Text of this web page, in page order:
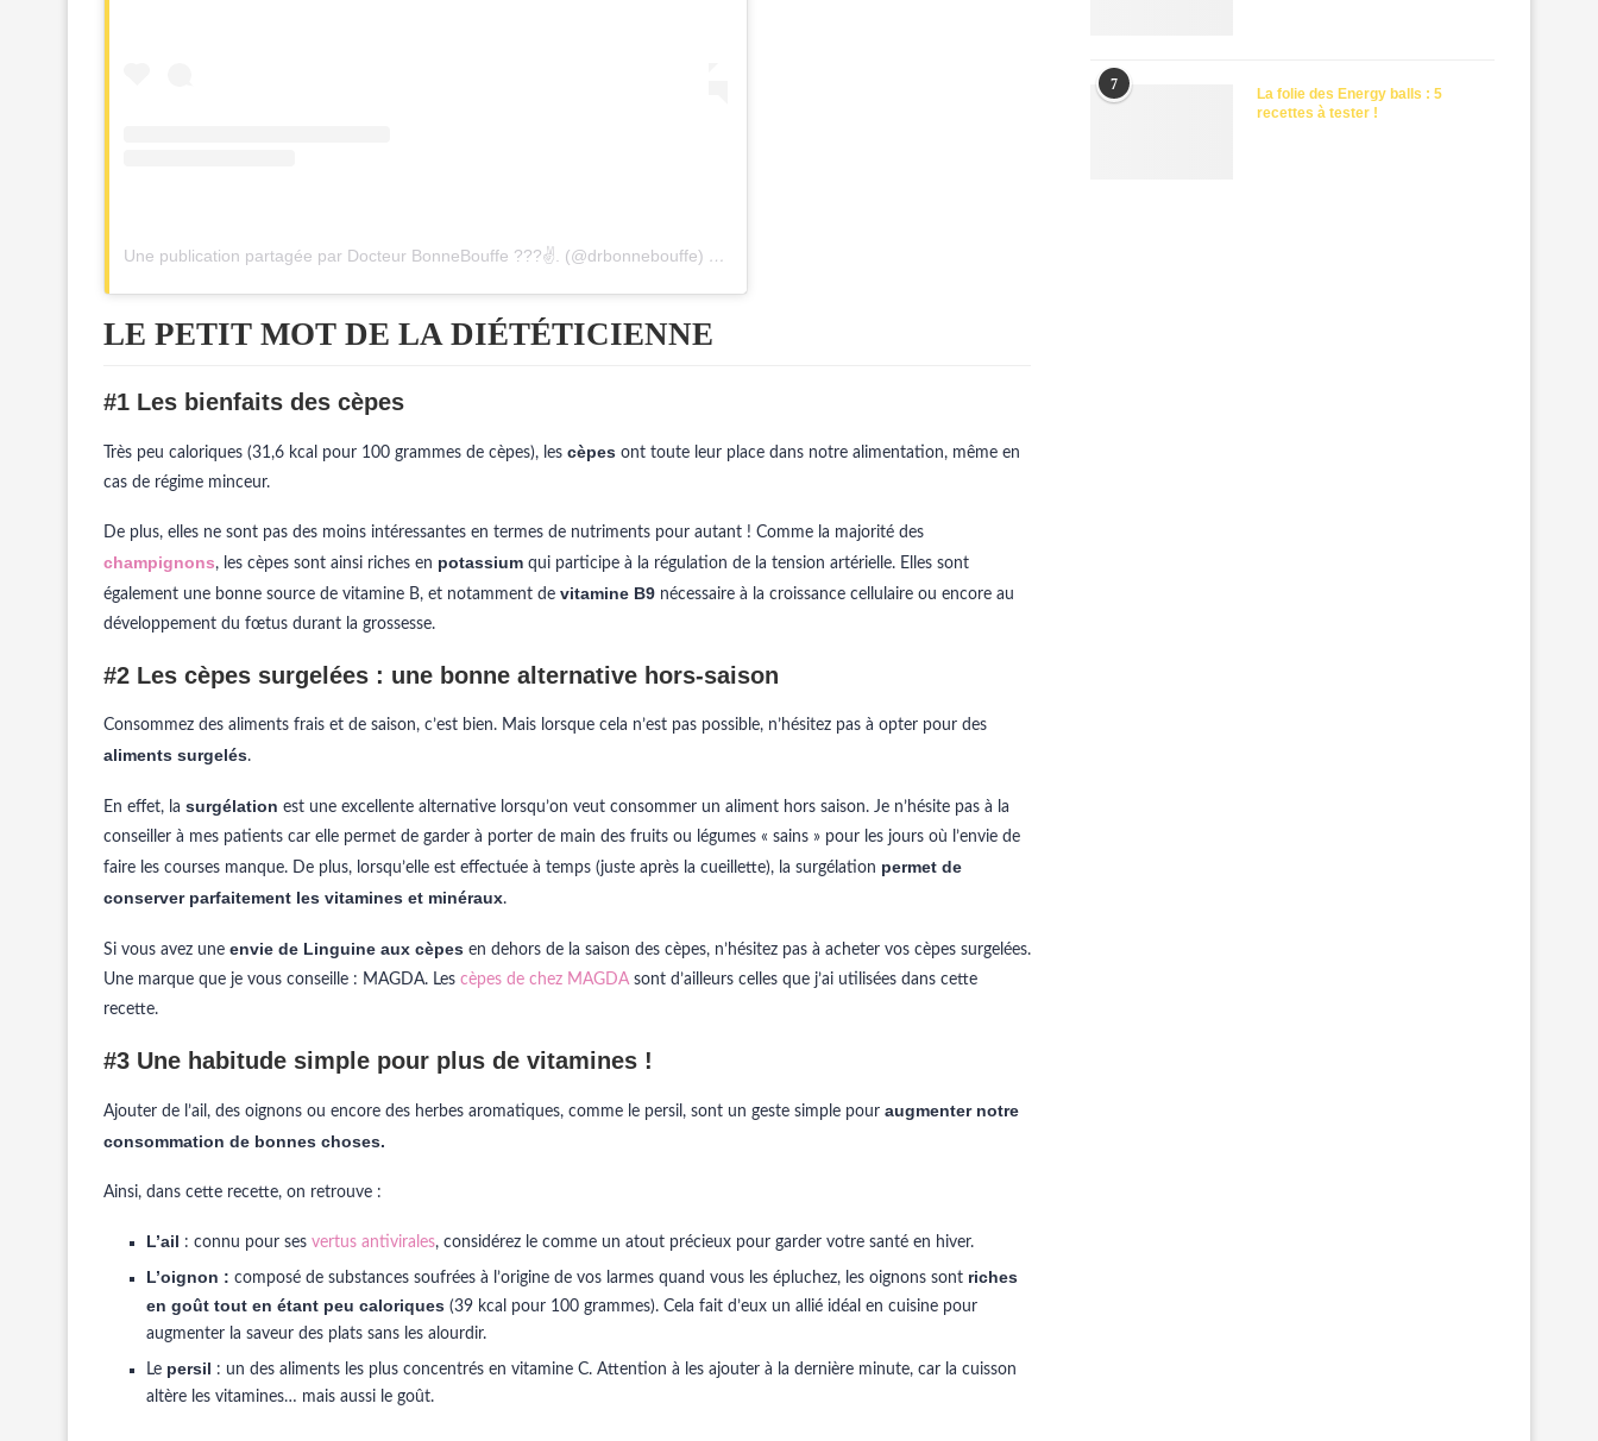
Une publication partagée par Docteur BonneBouffe ???✌. (@drbonnebouffe)
LE PETIT MOT DE LA DIÉTÉTICIENNE
#1 Les bienfaits des cèpes
Très peu caloriques (31,6 kcal pour 100 grammes de cèpes), les cèpes ont toute leur place dans notre alimentation, même en
cas de régime minceur.
De plus, elles ne sont pas des moins intéressantes en termes de nutriments pour autant ! Comme la majorité des
champignons, les cèpes sont ainsi riches en potassium qui participe à la régulation de la tension artérielle. Elles sont
également une bonne source de vitamine B, et notamment de vitamine B9 nécessaire à la croissance cellulaire ou encore au
développement du fœtus durant la grossesse.
#2 Les cèpes surgelées : une bonne alternative hors-saison
Consommez des aliments frais et de saison, c’est bien. Mais lorsque cela n’est pas possible, n’hésitez pas à opter pour des
aliments surgelés.
En effet, la surgélation est une excellente alternative lorsqu’on veut consommer un aliment hors saison. Je n’hésite pas à la
conseiller à mes patients car elle permet de garder à porter de main des fruits ou légumes « sains » pour les jours où l’envie de
faire les courses manque. De plus, lorsqu’elle est effectuée à temps (juste après la cueillette), la surgélation permet de
conserver parfaitement les vitamines et minéraux.
Si vous avez une envie de Linguine aux cèpes en dehors de la saison des cèpes, n’hésitez pas à acheter vos cèpes surgelées.
Une marque que je vous conseille : MAGDA. Les cèpes de chez MAGDAsont d’ailleurs celles que j’ai utilisées dans cette
recette.
#3 Une habitude simple pour plus de vitamines !
Ajouter de l’ail, des oignons ou encore des herbes aromatiques, comme le persil, sont un geste simple pour augmenter notre
consommation de bonnes choses.
Ainsi, dans cette recette, on retrouve :
L’ail : connu pour ses vertus antivirales, considérez le comme un atout précieux pour garder votre santé en hiver.
L’oignon : composé de substances soufrées à l’origine de vos larmes quand vous les épluchez, les oignons sont riches
en goût tout en étant peu caloriques (39 kcal pour 100 grammes). Cela fait d’eux un allié idéal en cuisine pour
augmenter la saveur des plats sans les alourdir.
Le persil : un des aliments les plus concentrés en vitamine C. Attention à les ajouter à la dernière minute, car la cuisson
altère les vitamines… mais aussi le goût.
7
La folie des Energy balls : 5
recettes à tester !